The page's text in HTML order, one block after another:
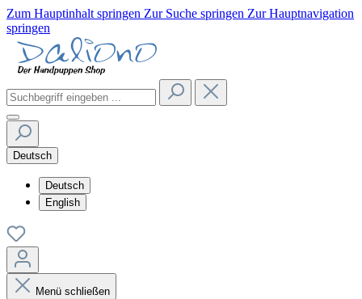
Zum Hauptinhalt springen Zur Suche springen Zur Hauptnavigation
springen
Deutsch
Deutsch
English
Menü schließen